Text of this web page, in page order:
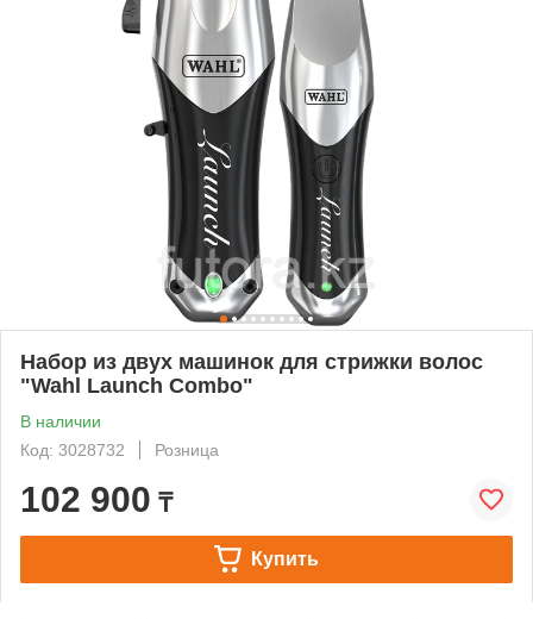
Набор из двух машинок для стрижки волос
"Wahl Launch Combo"
В наличии
Код: 3028732
Розница
102 900 ₸
Купить